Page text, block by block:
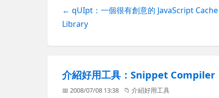
← qUIpt：一個很有創意的 JavaScript Cache
Library
介紹好用工具：Snippet Compiler
📅 2008/07/08 13:38 📁介紹好用工具